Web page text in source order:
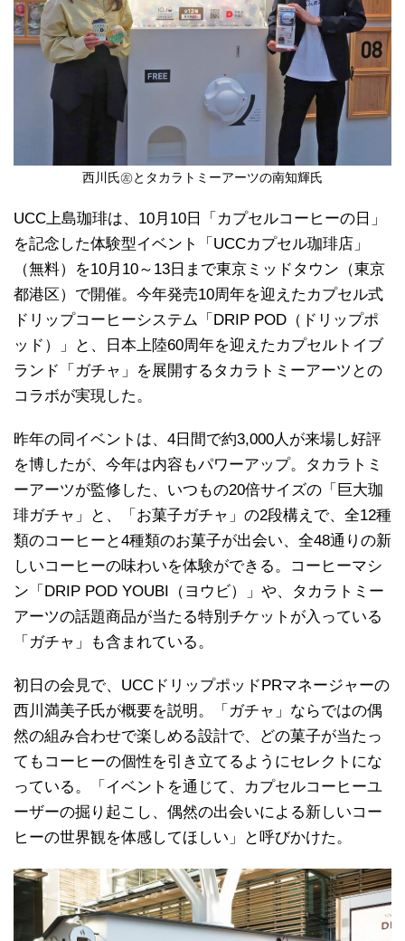
西川氏㊧とタカラトミーアーツの南知輝氏
UCC上島珈琲は、10月10日「カプセルコーヒーの日」
を記念した体験型イベント「UCCカプセル珈琲店」
（無料）を10月10～13日まで東京ミッドタウン（東京
都港区）で開催。今年発売10周年を迎えたカプセル式
ドリップコーヒーシステム「DRIP POD（ドリップポ
ッド）」と、日本上陸60周年を迎えたカプセルトイブ
ランド「ガチャ」を展開するタカラトミーアーツとの
コラボが実現した。
昨年の同イベントは、4日間で約3,000人が来場し好評
を博したが、今年は内容もパワーアップ。タカラトミ
ーアーツが監修した、いつもの20倍サイズの「巨大珈
琲ガチャ」と、「お菓子ガチャ」の2段構えで、全12種
類のコーヒーと4種類のお菓子が出会い、全48通りの新
しいコーヒーの味わいを体験ができる。コーヒーマシ
ン「DRIP POD YOUBI（ヨウビ）」や、タカラトミー
アーツの話題商品が当たる特別チケットが入っている
「ガチャ」も含まれている。
初日の会見で、UCCドリップポッドPRマネージャーの
西川満美子氏が概要を説明。「ガチャ」ならではの偶
然の組み合わせで楽しめる設計で、どの菓子が当たっ
てもコーヒーの個性を引き立てるようにセレクトにな
っている。「イベントを通じて、カプセルコーヒーユ
ーザーの掘り起こし、偶然の出会いによる新しいコー
ヒーの世界観を体感してほしい」と呼びかけた。